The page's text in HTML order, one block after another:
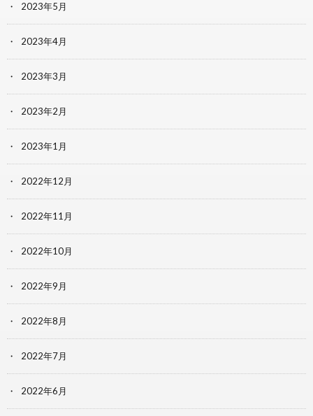
2023年5月
2023年4月
2023年3月
2023年2月
2023年1月
2022年12月
2022年11月
2022年10月
2022年9月
2022年8月
2022年7月
2022年6月